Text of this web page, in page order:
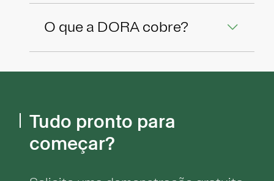
O que a DORA cobre?
Tudo pronto para
começar?